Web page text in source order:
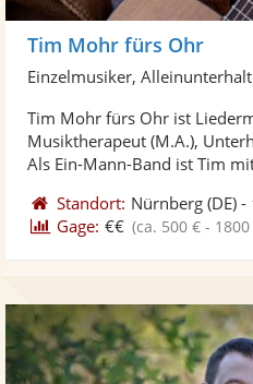
Tim Mohr fürs Ohr
Einzelmusiker,
Tim Mohr fürs Ohr ist
Musiktherapeut (M.A.),
Als Ein-Mann-Band ist Tim
Standort: Nürnberg (DE) -
Gage: €€ (ca. 500 € -